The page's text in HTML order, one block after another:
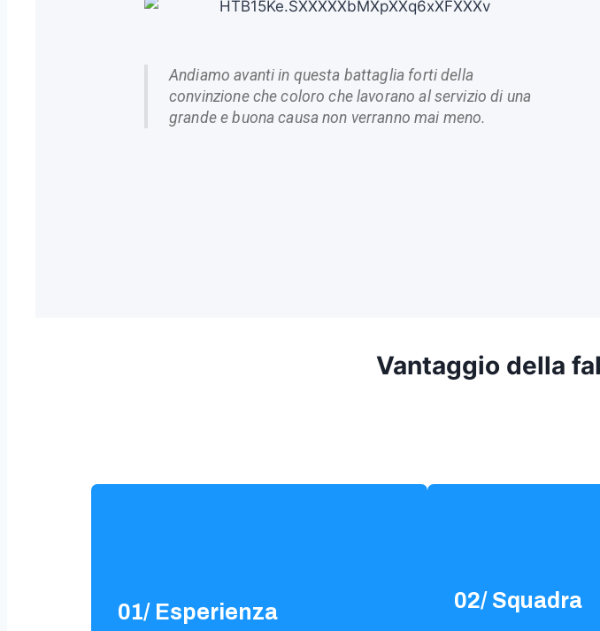
Andiamo avanti in questa battaglia forti della
convinzione che coloro che lavorano al servizio di una
grande e buona causa non verranno mai meno.
Vantaggio della
01/ Esperienza 02/ Squadra